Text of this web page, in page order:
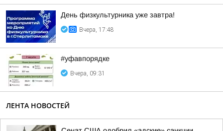
День физкультурника уже завтра!
Вчера, 17:48
#уфавпорядке
Вчера, 09:31
ЛЕНТА НОВОСТЕЙ